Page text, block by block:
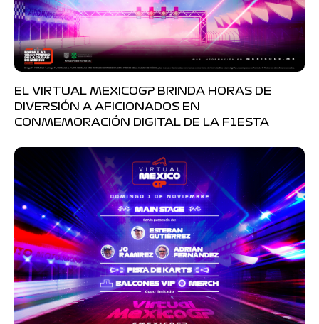
EL VIRTUAL MEXICOGP BRINDA HORAS DE
DIVERSIÓN A AFICIONADOS EN
CONMEMORACIÓN DIGITAL DE LA F1ESTA